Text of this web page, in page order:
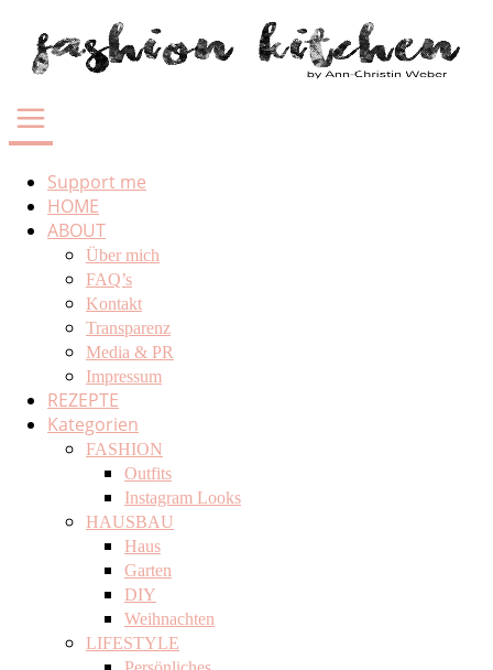
Support me
HOME
ABOUT
Über mich
FAQ’s
Kontakt
Transparenz
Media & PR
Impressum
REZEPTE
Kategorien
FASHION
Outfits
Instagram Looks
HAUSBAU
Haus
Garten
DIY
Weihnachten
LIFESTYLE